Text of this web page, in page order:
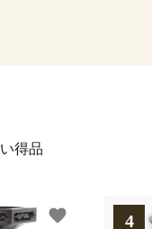
得品
favorite